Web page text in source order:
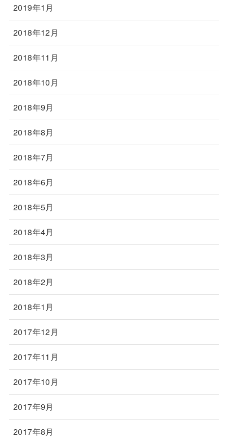
2019年1月
2018年12月
2018年11月
2018年10月
2018年9月
2018年8月
2018年7月
2018年6月
2018年5月
2018年4月
2018年3月
2018年2月
2018年1月
2017年12月
2017年11月
2017年10月
2017年9月
2017年8月